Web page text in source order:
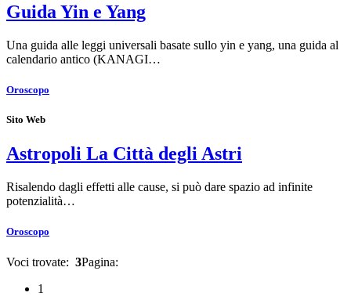
Guida Yin e Yang
Una guida alle leggi universali basate sullo yin e yang, una guida al
calendario antico (KANAGI…
Oroscopo
Sito Web
Astropoli La Città degli Astri
Risalendo dagli effetti alle cause, si può dare spazio ad infinite
potenzialità…
Oroscopo
Voci trovate: 3Pagina:
1